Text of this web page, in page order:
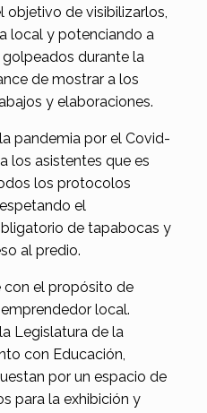
objetivo de visibilizarlos,
local y potenciando a
durante la
de mostrar a los
y elaboraciones.
pandemia por el Covid-
los asistentes que es
los protocolos
el
de tapabocas y
al predio.
con el propósito de
local.
Legislatura de la
con Educación,
por un espacio de
para la exhibición y